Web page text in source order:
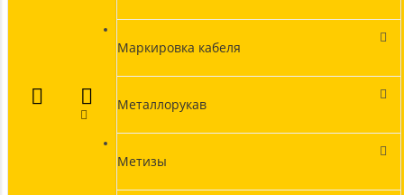
Маркировка кабеля
Металлорукав
Метизы